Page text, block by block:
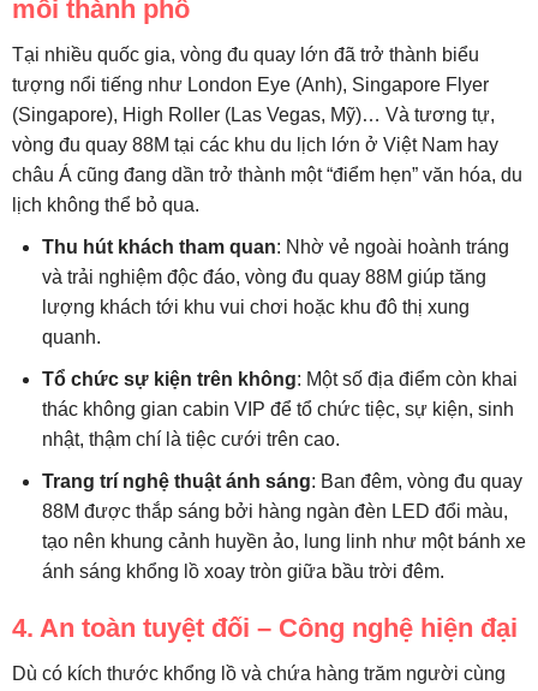
mỗi thành phố
Tại nhiều quốc gia, vòng đu quay lớn đã trở thành biểu
tượng nổi tiếng như London Eye (Anh), Singapore Flyer
(Singapore), High Roller (Las Vegas, Mỹ)… Và tương tự,
vòng đu quay 88M tại các khu du lịch lớn ở Việt Nam hay
châu Á cũng đang dần trở thành một “điểm hẹn” văn hóa, du
lịch không thể bỏ qua.
Thu hút khách tham quan: Nhờ vẻ ngoài hoành tráng
và trải nghiệm độc đáo, vòng đu quay 88M giúp tăng
lượng khách tới khu vui chơi hoặc khu đô thị xung
quanh.
Tổ chức sự kiện trên không: Một số địa điểm còn khai
thác không gian cabin VIP để tổ chức tiệc, sự kiện, sinh
nhật, thậm chí là tiệc cưới trên cao.
Trang trí nghệ thuật ánh sáng: Ban đêm, vòng đu quay
88M được thắp sáng bởi hàng ngàn đèn LED đổi màu,
tạo nên khung cảnh huyền ảo, lung linh như một bánh xe
ánh sáng khổng lồ xoay tròn giữa bầu trời đêm.
4. An toàn tuyệt đối – Công nghệ hiện đại
Dù có kích thước khổng lồ và chứa hàng trăm người cùng